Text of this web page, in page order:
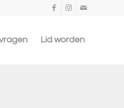
Lid worden